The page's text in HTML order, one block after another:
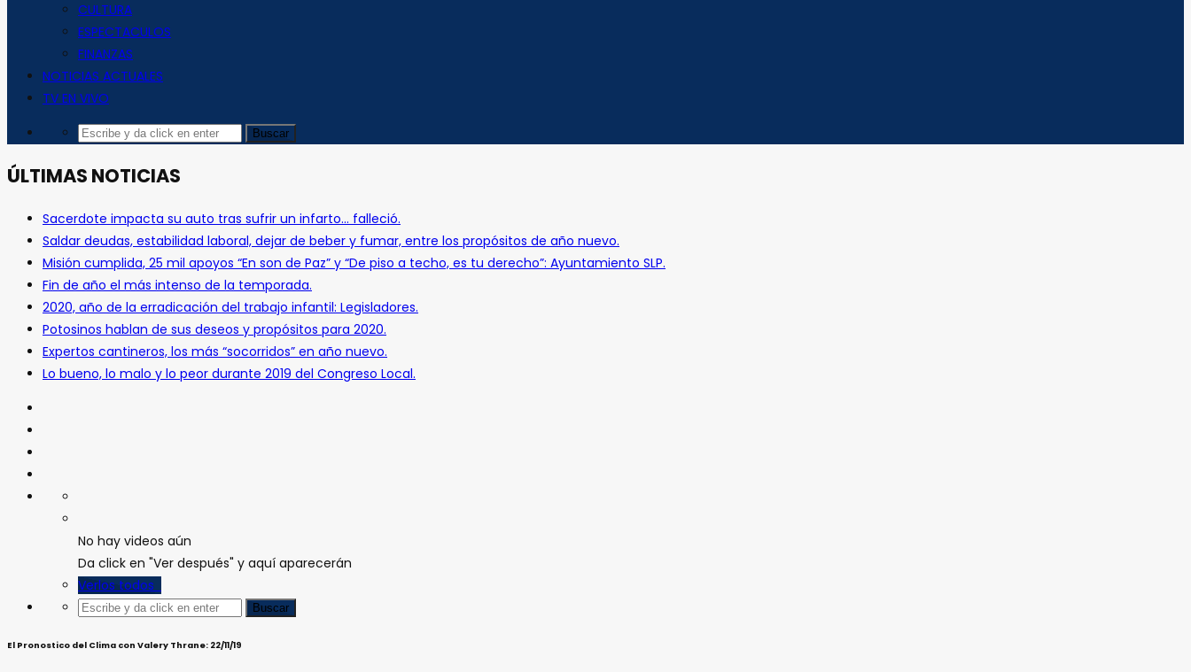
CULTURA
ESPECTACULOS
FINANZAS
NOTICIAS ACTUALES
TV EN VIVO
ÚLTIMAS NOTICIAS
Sacerdote impacta su auto tras sufrir un infarto… falleció.
Saldar deudas, estabilidad laboral, dejar de beber y fumar, entre los propósitos de año nuevo.
Misión cumplida, 25 mil apoyos “En son de Paz” y “De piso a techo, es tu derecho”: Ayuntamiento SLP.
Fin de año el más intenso de la temporada.
2020, año de la erradicación del trabajo infantil: Legisladores.
Potosinos hablan de sus deseos y propósitos para 2020.
Expertos cantineros, los más “socorridos” en año nuevo.
Lo bueno, lo malo y lo peor durante 2019 del Congreso Local.
No hay videos aún
Da click en "Ver después" y aquí aparecerán
Verlos todos
El Pronostico del Clima con Valery Thrane: 22/11/19